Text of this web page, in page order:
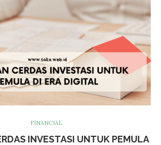
FINANCIAL
INVESTASI UNTUK PEMULA